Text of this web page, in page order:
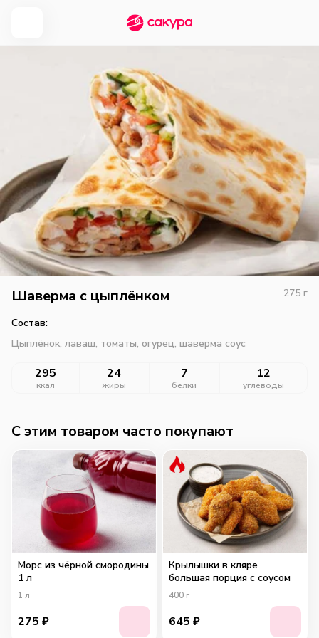
Шаверма с цыплёнком 275 г
Состав:
Цыплёнок, лаваш, томаты, огурец, шаверма соус
295
ккал
24
жиры
7
белки
12
углеводы
C этим товаром часто покупают
Морс из чёрной смородины
1 л
1 л
275 ₽
Крылышки в кляре
большая порция с соусом
400 г
645 ₽